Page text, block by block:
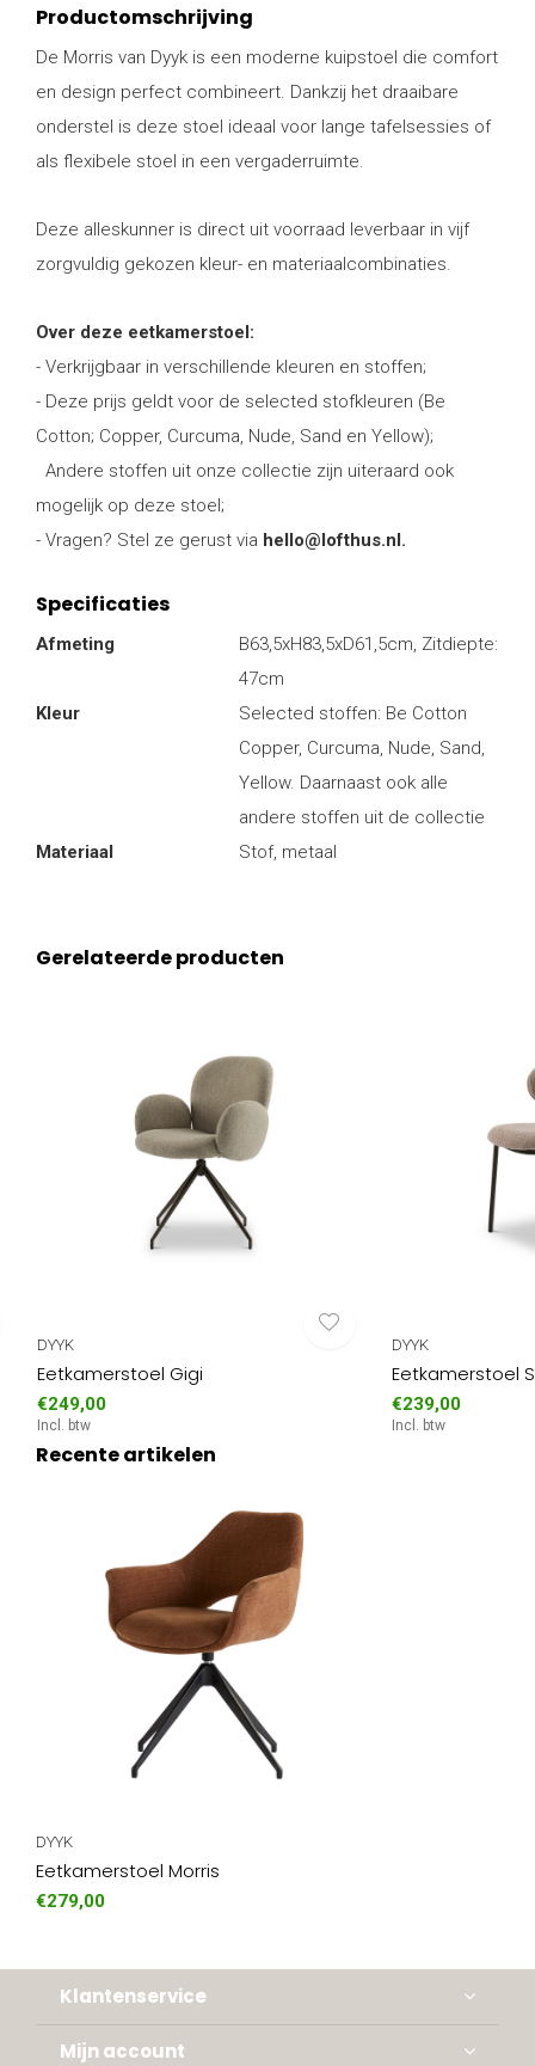
Productomschrijving
De Morris van Dyyk is een moderne kuipstoel die comfort
en design perfect combineert. Dankzij het draaibare
onderstel is deze stoel ideaal voor lange tafelsessies of
als flexibele stoel in een vergaderruimte.
Deze alleskunner is direct uit voorraad leverbaar in vijf
zorgvuldig gekozen kleur- en materiaalcombinaties.
Over deze eetkamerstoel:
- Verkrijgbaar in verschillende kleuren en stoffen;
- Deze prijs geldt voor de selected stofkleuren (Be
Cotton; Copper, Curcuma, Nude, Sand en Yellow);
Andere stoffen uit onze collectie zijn uiteraard ook
mogelijk op deze stoel;
- Vragen? Stel ze gerust via hello@lofthus.nl.
Specificaties
Afmeting
B63,5xH83,5xD61,5cm, Zitdiepte:
47cm
Kleur
Selected stoffen: Be Cotton
Copper, Curcuma, Nude, Sand,
Yellow. Daarnaast ook alle
andere stoffen uit de collectie
Materiaal
Stof, metaal
Gerelateerde producten
DYYK
Eetkamerstoel Gigi
€249,00
Incl. btw
DYYK
Eetkamerstoel
€239,00
Incl. btw
Recente artikelen
DYYK
Eetkamerstoel Morris
€279,00
Klantenservice
Mijn account